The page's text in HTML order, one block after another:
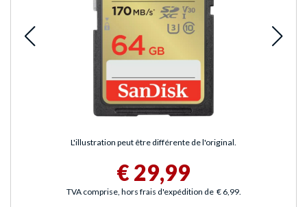
L'illustration peut être différente de l'original.
€ 29,99
TVA comprise, hors frais d'expédition de € 6,99.